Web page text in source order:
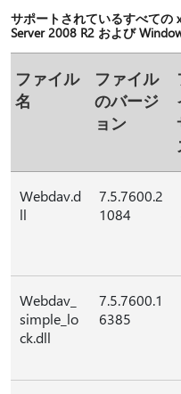
サポートされているすべての
Server 2008 R2 および
ファイル
名
ファイル
のバージ
ョン
Webdav.d
ll
7.5.7600.2
1084
Webdav_
simple_lo
ck.dll
7.5.7600.1
6385